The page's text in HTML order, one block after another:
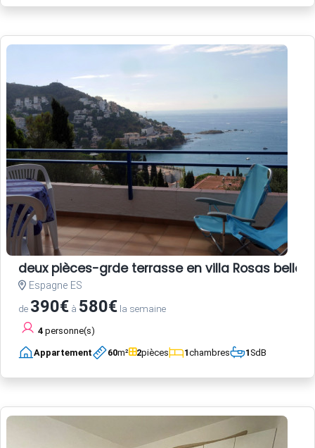
deux pièces-grde terrasse en villa Rosas belle
Espagne ES
de 390€ à 580€ la semaine
4 personne(s)
Appartement 60m² 2pièces 1chambres 1SdB